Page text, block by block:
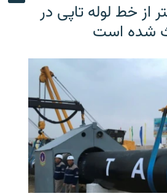
کیلومتر از خط لوله تاپی در
شده است